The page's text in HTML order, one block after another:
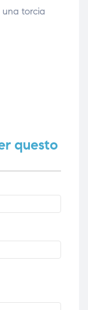
una torcia
questo